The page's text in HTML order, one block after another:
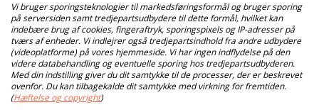
Vi bruger sporingsteknologier til markedsføringsformål og bruger sporing
på serversiden samt tredjepartsudbydere til dette formål, hvilket kan
indebære brug af cookies, fingeraftryk, sporingspixels og IP-adresser på
tværs af enheder. Vi indlejrer også tredjepartsindhold fra andre udbydere
(videoplatforme) på vores hjemmeside. Vi har ingen indflydelse på den
videre databehandling og eventuelle sporing hos tredjepartsudbyderen.
Med din indstilling giver du dit samtykke til de processer, der er beskrevet
ovenfor. Du kan tilbagekalde dit samtykke med virkning for fremtiden.
(Hæftelse og copyright)